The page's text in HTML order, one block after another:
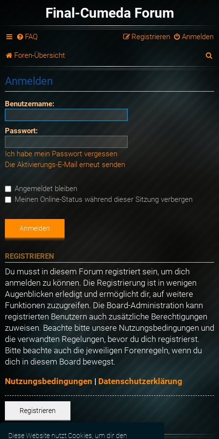
Diese Website nutzt Cookies, um dir den
Final-Cumeda Forum
FAQ Anmelden
Registrieren
Foren-Übersicht
Anmelden
Benutzername:
Passwort:
Ich habe mein Passwort vergessen
Die Aktivierungs-E-Mail erneut senden
Angemeldet bleiben
Meinen Online-Status während dieser Sitzung verbergen
REGISTRIEREN
Du musst in diesem Forum registriert sein, um dich
anmelden zu können. Die Registrierung ist in wenigen
Augenblicken erledigt und ermöglicht dir, auf weitere
Funktionen zuzugreifen. Die Board-Administration kann
registrierten Benutzern auch zusätzliche Berechtigungen
zuweisen. Beachte bitte unsere Nutzungsbedingungen und
die verwandten Regelungen, bevor du dich registrierst.
Bitte beachte auch die jeweiligen Forenregeln, wenn du
dich in diesem Board bewegst.
Nutzungsbedingungen | Datenschutzerklärung
Registrieren